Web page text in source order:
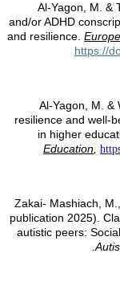
Al-Yagon, M. &
and/or ADHD
and resilience.
https://
Al-Yagon, M. &
resilience and well-
in higher
Education
Zakai- Mashiach,
publication 2025).
autistic peers: